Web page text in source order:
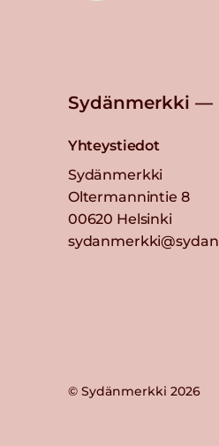
Sydänmerkki —
Yhteystiedot
Sydänmerkki
Oltermannintie 8
00620 Helsinki
© Sydänmerkki 2026